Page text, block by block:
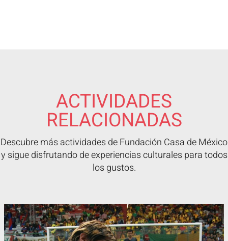
ACTIVIDADES
RELACIONADAS
Descubre más actividades de Fundación Casa de México
y sigue disfrutando de experiencias culturales para todos
los gustos.